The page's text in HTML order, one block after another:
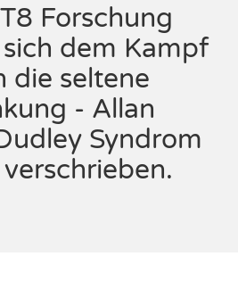
Forschung
dem Kampf
die seltene
- Allan
Syndrom